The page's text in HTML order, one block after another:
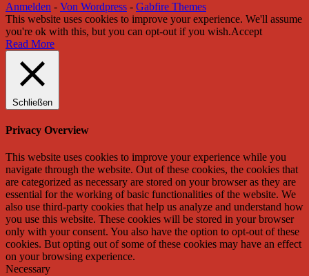
Anmelden - Von Wordpress - Gabfire Themes
This website uses cookies to improve your experience. We'll assume
you're ok with this, but you can opt-out if you wish.Accept
Read More
Schließen
Privacy Overview
This website uses cookies to improve your experience while you
navigate through the website. Out of these cookies, the cookies that
are categorized as necessary are stored on your browser as they are
essential for the working of basic functionalities of the website. We
also use third-party cookies that help us analyze and understand how
you use this website. These cookies will be stored in your browser
only with your consent. You also have the option to opt-out of these
cookies. But opting out of some of these cookies may have an effect
on your browsing experience.
Necessary